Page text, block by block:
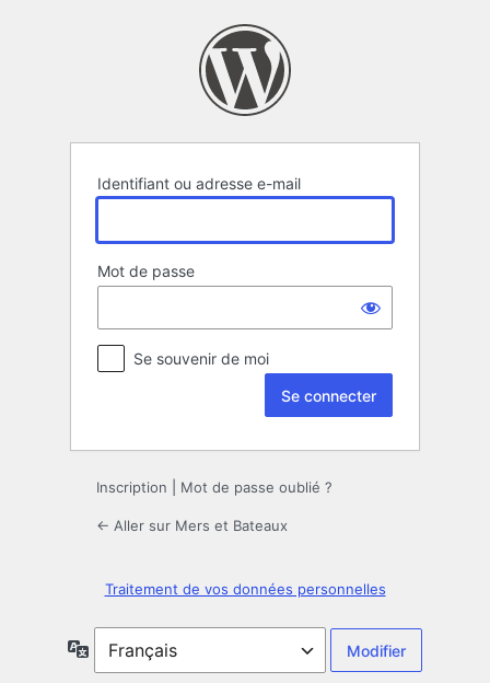
Identifiant ou adresse e-mail
Mot de passe
Se souvenir de moi
Inscription Mot de passe oublié ?
← Aller sur Mers et Bateaux
Traitement de vos données personnelles
Langue